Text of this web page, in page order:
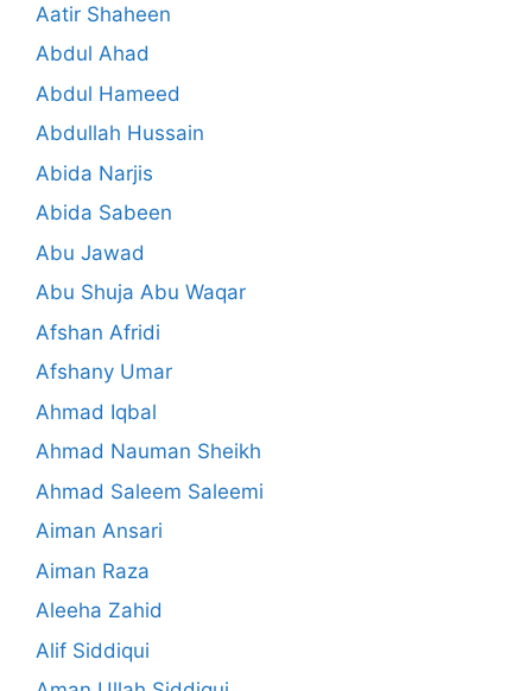
Aatir Shaheen
Abdul Ahad
Abdul Hameed
Abdullah Hussain
Abida Narjis
Abida Sabeen
Abu Jawad
Abu Shuja Abu Waqar
Afshan Afridi
Afshany Umar
Ahmad Iqbal
Ahmad Nauman Sheikh
Ahmad Saleem Saleemi
Aiman Ansari
Aiman Raza
Aleeha Zahid
Alif Siddiqui